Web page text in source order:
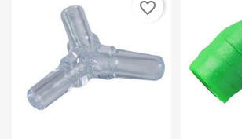
favorite_border